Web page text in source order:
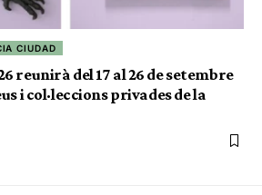
CIUDAD
reunirà del 17 al 26 de setembre
i col·leccions privades de la